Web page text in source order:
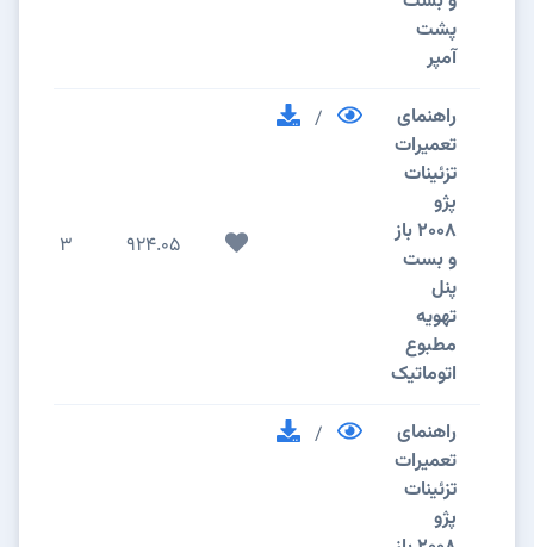
پشت
آمپر
راهنمای
تعمیرات
تزئینات
پژو
2008 باز
و بست
پنل
تهویه
مطبوع
اتوماتیک
/
924.05
3
راهنمای
تعمیرات
تزئینات
پژو
/